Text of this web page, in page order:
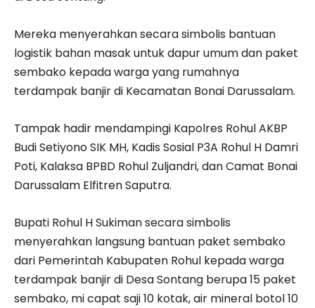
Mereka menyerahkan secara simbolis bantuan
logistik bahan masak untuk dapur umum dan paket
sembako kepada warga yang rumahnya
terdampak banjir di Kecamatan Bonai Darussalam.
Tampak hadir mendampingi Kapolres Rohul AKBP
Budi Setiyono SIK MH, Kadis Sosial P3A Rohul H Damri
Poti, Kalaksa BPBD Rohul Zuljandri, dan Camat Bonai
Darussalam Elfitren Saputra.
Bupati Rohul H Sukiman secara simbolis
menyerahkan langsung bantuan paket sembako
dari Pemerintah Kabupaten Rohul kepada warga
terdampak banjir di Desa Sontang berupa 15 paket
sembako, mi capat saji 10 kotak, air mineral botol 10